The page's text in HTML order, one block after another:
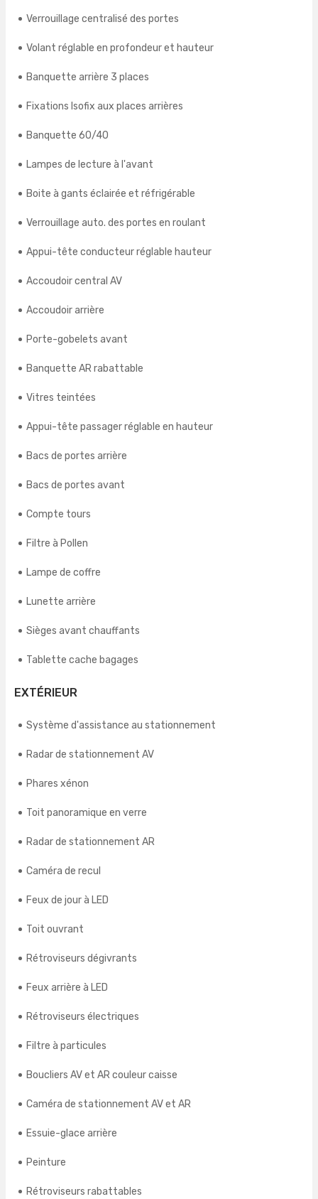
Verrouillage centralisé des portes
Volant réglable en profondeur et hauteur
Banquette arrière 3 places
Fixations Isofix aux places arrières
Banquette 60/40
Lampes de lecture à l'avant
Boite à gants éclairée et réfrigérable
Verrouillage auto. des portes en roulant
Appui-tête conducteur réglable hauteur
Accoudoir central AV
Accoudoir arrière
Porte-gobelets avant
Banquette AR rabattable
Vitres teintées
Appui-tête passager réglable en hauteur
Bacs de portes arrière
Bacs de portes avant
Compte tours
Filtre à Pollen
Lampe de coffre
Lunette arrière
Sièges avant chauffants
Tablette cache bagages
EXTÉRIEUR
Système d'assistance au stationnement
Radar de stationnement AV
Phares xénon
Toit panoramique en verre
Radar de stationnement AR
Caméra de recul
Feux de jour à LED
Toit ouvrant
Rétroviseurs dégivrants
Feux arrière à LED
Rétroviseurs électriques
Filtre à particules
Boucliers AV et AR couleur caisse
Caméra de stationnement AV et AR
Essuie-glace arrière
Peinture
Rétroviseurs rabattables